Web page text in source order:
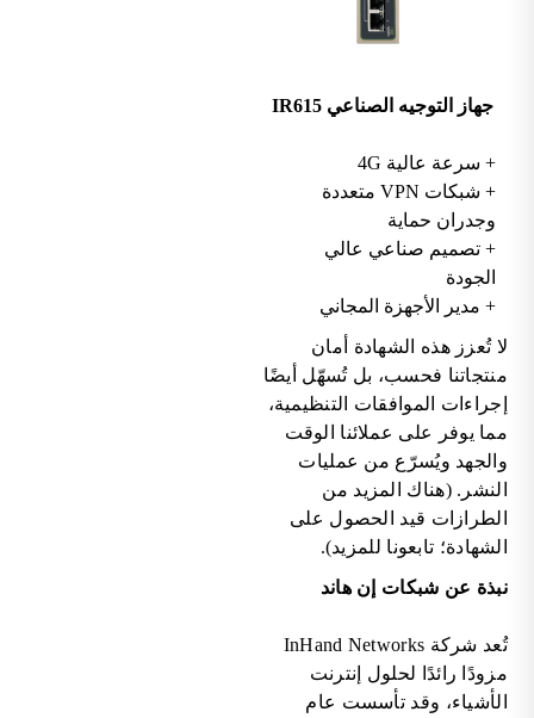
جهاز التوجيه الصناعي IR615
+ سرعة عالية 4G
+ شبكات VPN متعددة
وجدران حماية
+ تصميم صناعي عالي
الجودة
+ مدير الأجهزة المجاني
لا تُعزز هذه الشهادة أمان
منتجاتنا فحسب، بل تُسهّل أيضًا
إجراءات الموافقات التنظيمية،
مما يوفر على عملائنا الوقت
والجهد ويُسرّع من عمليات
النشر. (هناك المزيد من
الطرازات قيد الحصول على
الشهادة؛ تابعونا للمزيد).
نبذة عن شبكات إن هاند
تُعد شركة InHand Networks
مزودًا رائدًا لحلول إنترنت
الأشياء، وقد تأسست عام